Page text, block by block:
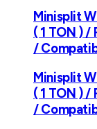
Minisplit
( 1 TON ) /
/
Minisplit
( 1 TON ) /
/